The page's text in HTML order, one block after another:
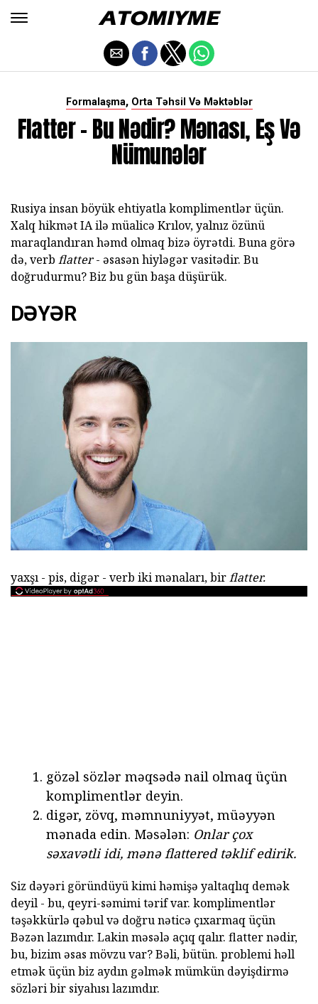
Formalaşma, Orta Təhsil Və Məktəblər
Flatter - Bu Nədir? Mənası, Eş Və
Nümunələr
Rusiya insan böyük ehtiyatla komplimentlər üçün.
Xalq hikmət IA ilə müalicə Krılov, yalnız özünü
maraqlandıran həmd olmaq bizə öyrətdi. Buna görə
də, verb flatter- əsasən hiyləgər vasitədir. Bu
doğrudurmu? Biz bu gün başa düşürük.
DƏYƏR
yaxşı - pis, digər - verb iki mənaları, birflatter.
gözəl sözlər məqsədə nail olmaq üçün
komplimentlər deyin.
digər, zövq, məmnuniyyət, müəyyən
mənada edin. Məsələn: Onlar çox
səxavətli idi, mənə flattered təklif edirik.
Siz dəyəri göründüyü kimi həmişə yaltaqlıq demək
deyil - bu, qeyri-səmimi tərif var. komplimentlər
təşəkkürlə qəbul və doğru nəticə çıxarmaq üçün
Bəzən lazımdır. Lakin məsələ açıq qalır. flatter nədir,
bu, bizim əsas mövzu var? Bəli, bütün. problemi həll
etmək üçün biz aydın gəlmək mümkün dəyişdirmə
sözləri bir siyahısı lazımdır.